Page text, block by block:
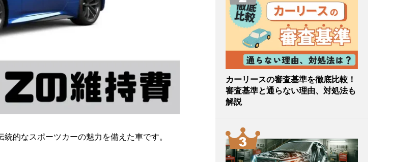
的なスポーツカーの魅力を備えた車です。
カーリースの審査基準を徹底比較！
審査基準と通らない理由、対処法も
解説